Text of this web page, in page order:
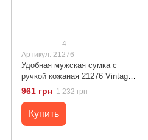
4
Артикул: 21276
Удобная мужская сумка с
ручкой кожаная 21276 Vintage
Коричневая
961 грн 1 232 грн
Купить